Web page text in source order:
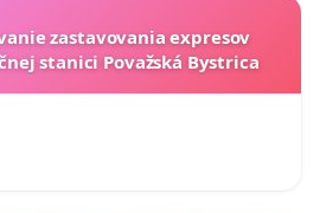
zastavovania expresov
stanici Považská Bystrica